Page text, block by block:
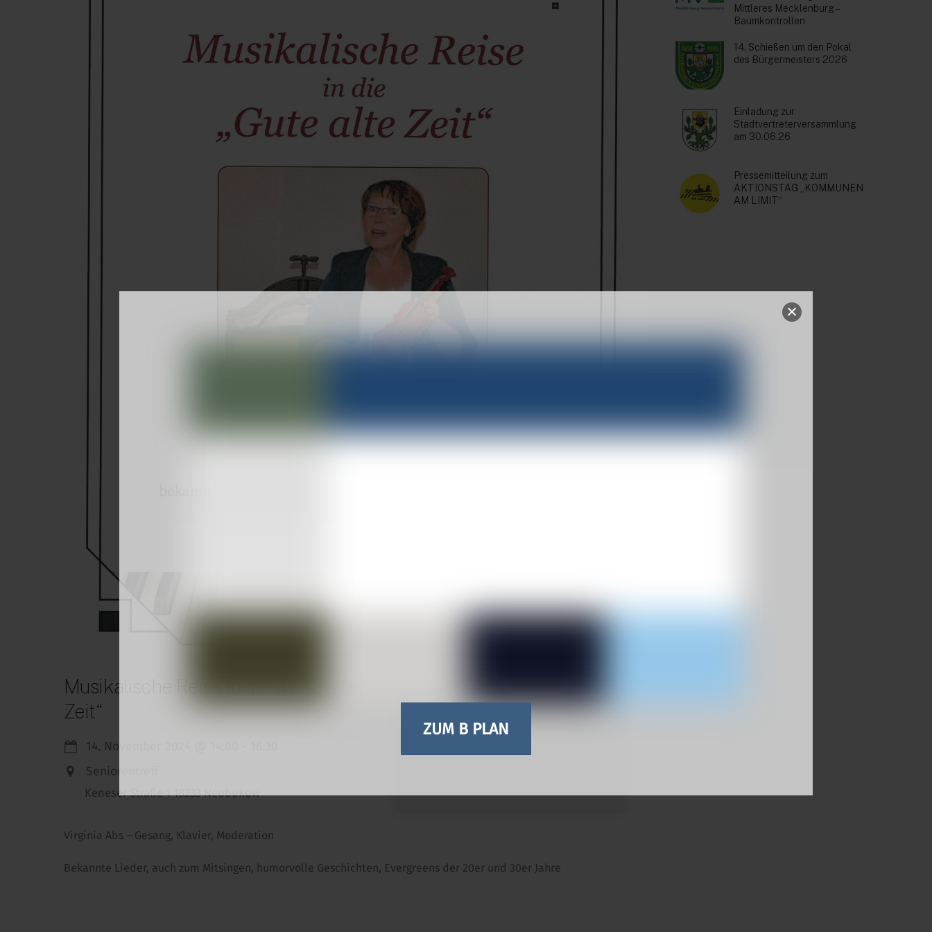
ZUM B PLAN
Musikalische Reise in die „Gute alte
Zeit“
14. November 2024
Seniorentreff
Keneser Straße 1 18233 Neubukow
Virginia Abs – Gesang, Klavier, Moderation
Bekannte Lieder, auch zum Mitsingen, humorvolle Geschichten, Evergreens der 20er und 30er Jahre
Mittleres Mecklenburg –
Baumkontrollen
14. Schießen um den Pokal
des Bürgermeisters 2026
Einladung zur
Stadtvertreterversammlung
am 30.06.26
Pressemitteilung zum
AKTIONSTAG „KOMMUNEN
AM LIMIT“